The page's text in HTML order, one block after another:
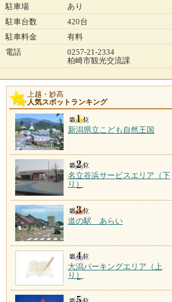
駐車場
あり
駐車台数
420台
駐車料金
有料
電話
0257-21-2334
柏崎市観光交流課
上越・妙高
人気スポットランキング
新潟県立こども自然王国
名立谷浜サービスエリア（下
り）
道の駅 あらい
大潟パーキングエリア（上
り）